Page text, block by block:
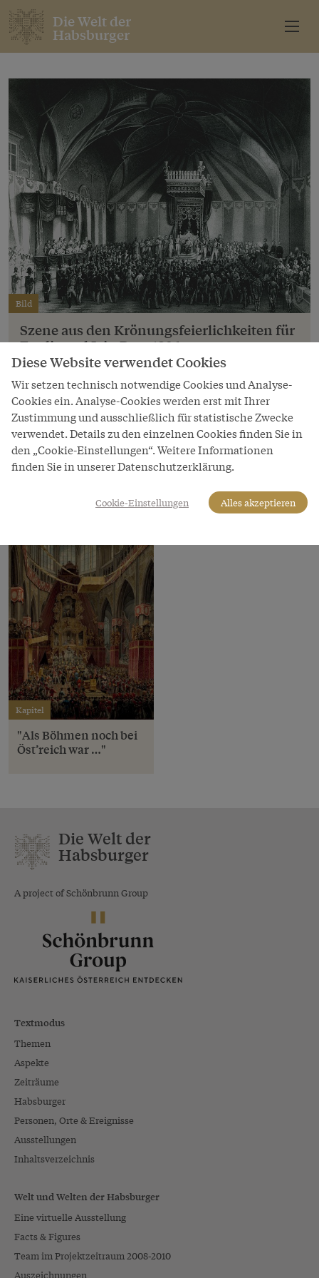
Die Welt der
Habsburger
Bild
Szene aus den Krönungsfeierlichkeiten für
Ferdinand I. in Prag 1836
Szene aus den Krönungsfeierlichkeiten für
Ferdinand I. in Prag 1836
Erbhuldigung der böhmischen Stände im
Wladislaw-Saal der Prager Burg.
Copyright
Österreichisches Staatsarchiv
Österreichisches Staatsarchiv
Kapitel
"Als Böhmen noch bei
Öst’reich war …"
Die Welt der
Habsburger
A project of Schönbrunn Group
Textmodus
Themen
Aspekte
Zeiträume
Habsburger
Personen, Orte & Ereignisse
Ausstellungen
Inhaltsverzeichnis
Welt und Welten der Habsburger
Eine virtuelle Ausstellung
Facts & Figures
Team im Projektzeitraum 2008-2010
Auszeichnungen
Diese Website verwendet Cookies
Wir setzen technisch notwendige Cookies und Analyse-
Cookies ein. Analyse-Cookies werden erst mit Ihrer
Zustimmung und ausschließlich für statistische Zwecke
verwendet. Details zu den einzelnen Cookies finden Sie in
den „Cookie-Einstellungen“. Weitere Informationen
finden Sie in unserer Datenschutzerklärung.
Cookie-Einstellungen Alles akzeptieren